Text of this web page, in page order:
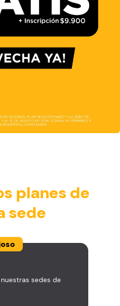
planes de
sede
sedes de